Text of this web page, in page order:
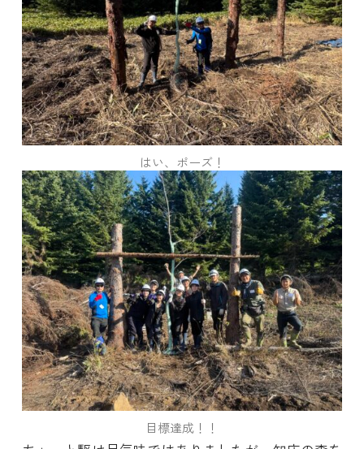
はい、ポーズ！
目標達成！！